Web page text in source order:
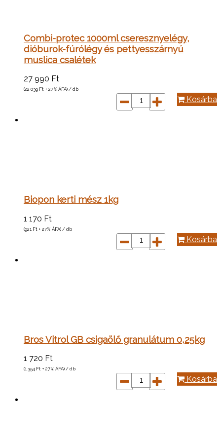
Combi-protec 1000ml cseresznyelégy,
dióburok-fúrólégy és pettyesszárnyú
muslica csalétek
27 990 Ft
(22 039 Ft + 27% ÁFA) / db
Kosárba
Biopon kerti mész 1kg
1 170 Ft
(921 Ft + 27% ÁFA) / db
Kosárba
Bros Vitrol GB csigaölő granulátum 0,25kg
1 720 Ft
(1 354 Ft + 27% ÁFA) / db
Kosárba